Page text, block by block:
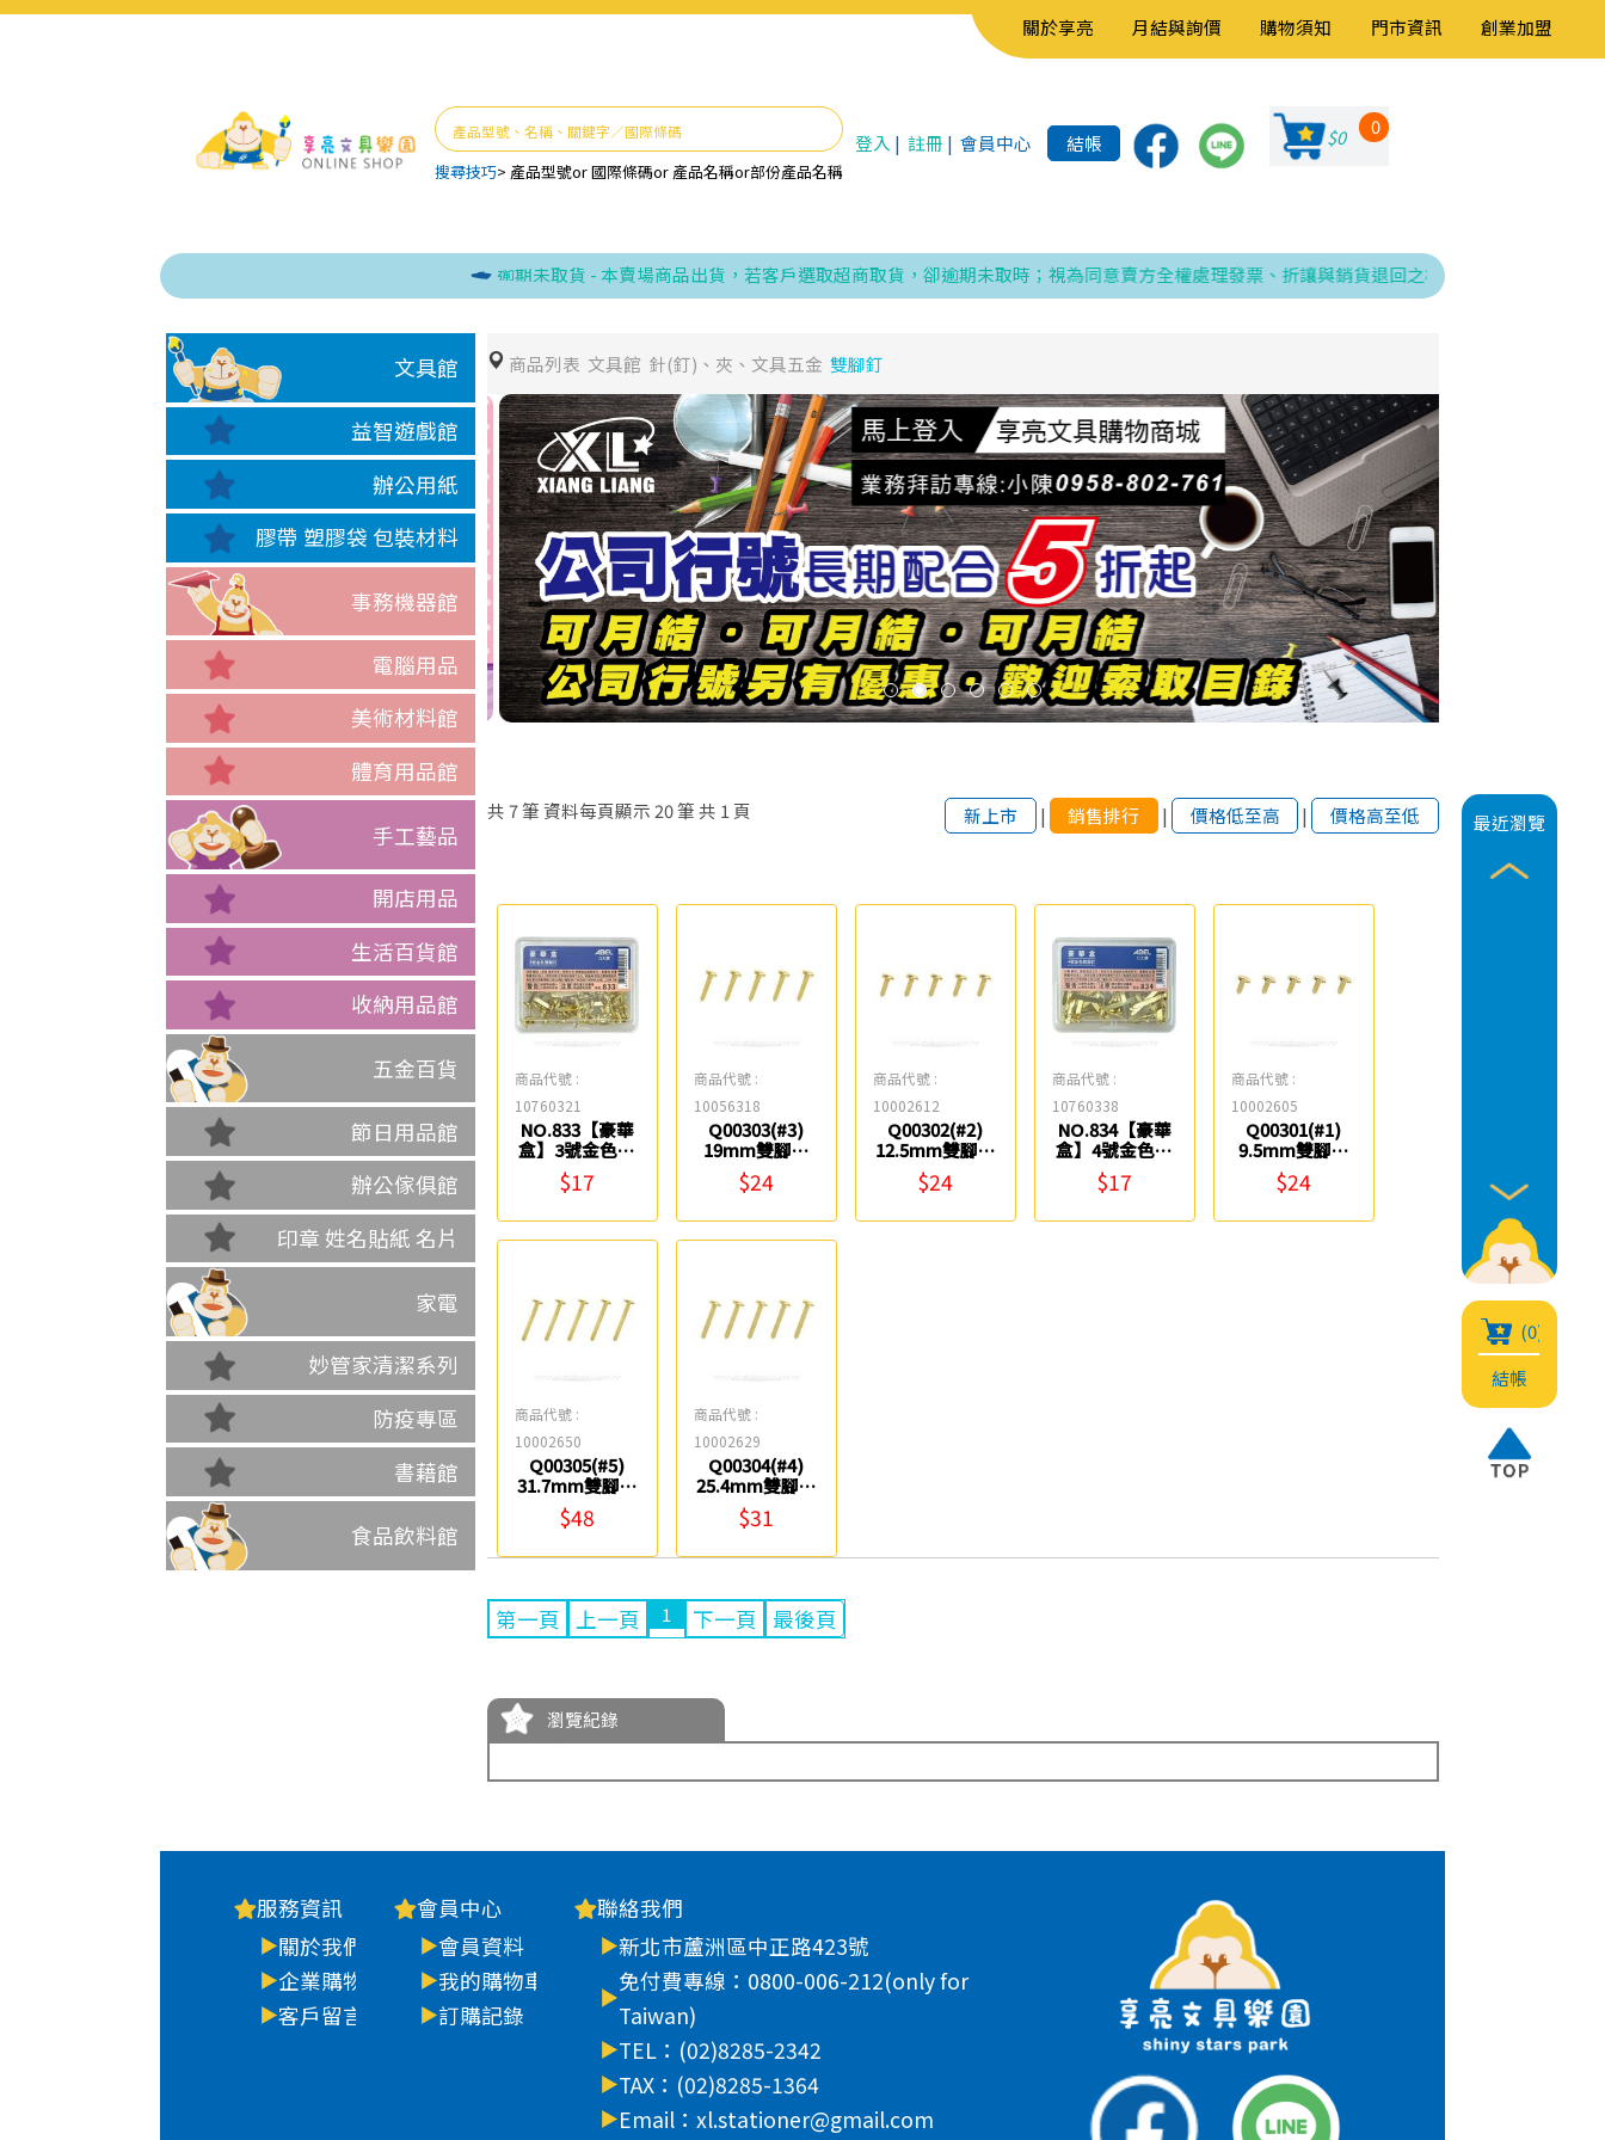
關於享亮 月結與詢價 購物須知 門市資訊 創業加盟
搜尋技巧> 產品型號or國際條碼or 產品名稱or部份產品名稱
登入 | 註冊 | 會員中心 結帳 $0 0
逾期未取貨 - 本賣場商品出貨，若客戶選取超商取貨，卻逾期未取時；視為同意賣方全權處理發票、折讓與銷貨退回之相關程序，特此告知！
最近瀏覽
(0)
結帳
文具館
益智遊戲館
辦公用紙
膠帶 塑膠袋 包裝材料
事務機器館
電腦用品
美術材料館
體育用品館
手工藝品
開店用品
生活百貨館
收納用品館
五金百貨
節日用品館
辦公傢俱館
印章 姓名貼紙 名片
家電
妙管家清潔系列
防疫專區
書藉館
食品飲料館
商品列表 文具館 針(釘)、夾、文具五金 雙腳釘
共 7筆 資料每頁顯示 20筆 共 1頁 新上市 | 銷售排行 | 價格低至高 | 價格高至低
商品代號 :
10760321
NO.833【豪華
盒】3號金色雙
腳釘(19mm/60
入) ABEL
$17
商品代號 :
10056318
Q00303(#3)
19mm雙腳釘
(100入) ABEL
$24
商品代號 :
10002612
Q00302(#2)
12.5mm雙腳釘
(100入) ABEL
$24
商品代號 :
10760338
NO.834【豪華
盒】4號金色雙
腳釘(25mm/50
入) ABEL
$17
商品代號 :
10002605
Q00301(#1)
9.5mm雙腳釘
(100入) ABEL
$24
商品代號 :
10002650
Q00305(#5)
31.7mm雙腳釘
(100入) ABEL
$48
商品代號 :
10002629
Q00304(#4)
25.4mm雙腳釘
(100入) ABEL
$31
第一頁 上一頁 1 下一頁 最後頁
瀏覽紀錄
服務資訊
關於我們
企業購物
客戶留言
會員中心
會員資料
我的購物車
訂購記錄
聯絡我們
新北市蘆洲區中正路423號
免付費專線：0800-006-212(only for
Taiwan)
TEL：(02)8285-2342
TAX：(02)8285-1364
Email：xl.stationer@gmail.com